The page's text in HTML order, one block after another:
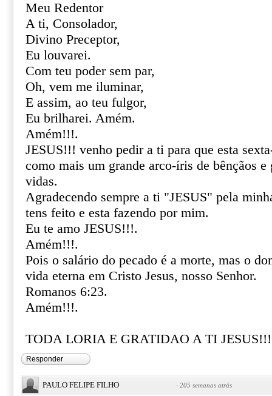
Meu Redentor
A ti, Consolador,
Divino Preceptor,
Eu louvarei.
Com teu poder sem par,
Oh, vem me iluminar,
E assim, ao teu fulgor,
Eu brilharei. Amém.
Amém!!!.
JESUS!!! venho pedir a ti para que esta
como mais um grande arco-íris de bênçãos e
vidas.
Agradecendo sempre a ti "JESUS" pela
tens feito e esta fazendo por mim.
Eu te amo JESUS!!!.
Amém!!!.
Pois o salário do pecado é a morte, mas o
vida eterna em Cristo Jesus, nosso Senhor.
Romanos 6:23.
Amém!!!.
TODA LORIA E GRATIDAO A TI JESUS!!!
Responder
PAULO FELIPE FILHO · 205 semanas atrás